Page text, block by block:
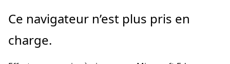
Passer
directement
au
Ce navigateur n’est plus pris en
charge.